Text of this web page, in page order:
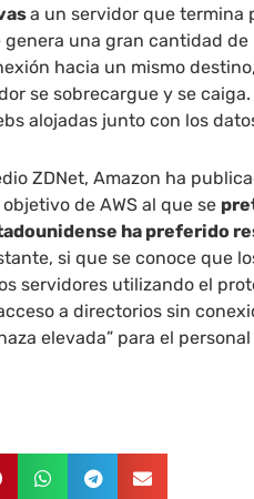
a un servidor que termina
genera una gran cantidad
hacia un mismo
se sobrecargue y se
alojadas junto con los
ZDNet, Amazon ha
de AWS al que se
ha preferido
si que se conoce que
servidores utilizando el
a directorios sin
elevada” para el